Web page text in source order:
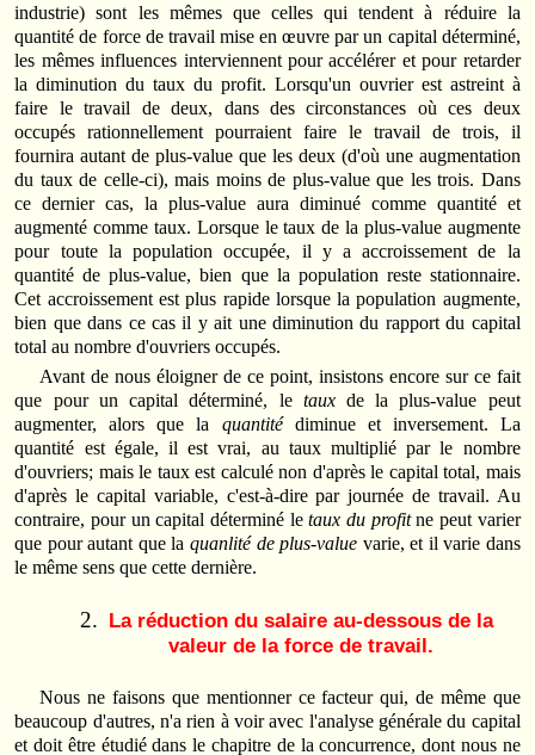
industrie) sont les mêmes que celles qui tendent à réduire la
quantité de force de travail mise en œuvre par un capital déterminé,
les mêmes influences interviennent pour accélérer et pour retarder
la diminution du taux du profit. Lorsqu'un ouvrier est astreint à
faire le travail de deux, dans des circonstances où ces deux
occupés rationnellement pourraient faire le travail de trois, il
fournira autant de plus-value que les deux (d'où une augmentation
du taux de celle-ci), mais moins de plus-value que les trois. Dans
ce dernier cas, la plus-value aura diminué comme quantité et
augmenté comme taux. Lorsque le taux de la plus-value augmente
pour toute la population occupée, il y a accroissement de la
quantité de plus-value, bien que la population reste stationnaire.
Cet accroissement est plus rapide lorsque la population augmente,
bien que dans ce cas il y ait une diminution du rapport du capital
total au nombre d'ouvriers occupés.
Avant de nous éloigner de ce point, insistons encore sur ce fait
que pour un capital déterminé, le taux de la plus-value peut
augmenter, alors que la quantité diminue et inversement. La
quantité est égale, il est vrai, au taux multiplié par le nombre
d'ouvriers; mais le taux est calculé non d'après le capital total, mais
d'après le capital variable, c'est-à-dire par journée de travail. Au
contraire, pour un capital déterminé letaux du profitne peut varier
que pour autant que la quanlité de plus-value varie, et il varie dans
le même sens que cette dernière.
La réduction du salaire au-dessous de la
valeur de la force de travail.
Nous ne faisons que mentionner ce facteur qui, de même que
beaucoup d'autres, n'a rien à voir avec l'analyse générale du capital
et doit être étudié dans le chapitre de la concurrence, dont nous ne